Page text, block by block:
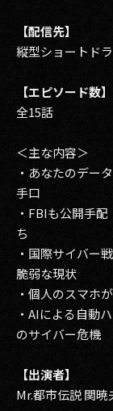
【配信先】
縦型ショートド
【エピソード数】
全15話
＜主な内容＞
・あなたのデー
手口
・FBIも公開手
ち
・国際サイバー
脆弱な現状
・個人のスマホ
・AIによる自動
のサイバー危機
【出演者】
Mr.都市伝説 関暁